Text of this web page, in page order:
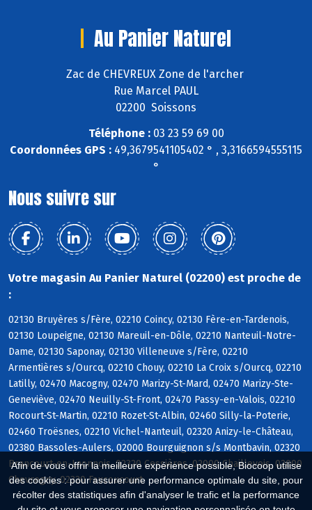
Afin de vous offrir la meilleure expérience possible, Biocoop utilise
des cookies : pour assurer une performance optimale du site, pour
récolter des statistiques afin d'analyser le trafic et la performance
Au Panier Naturel
Zac de CHEVREUX Zone de l'archer
Rue Marcel PAUL
02200 Soissons
Téléphone :03 23 59 69 00
Coordonnées GPS : 49,3679541105402 ° , 3,3166594555115
°
Nous suivre sur
Votre magasin Au Panier Naturel (02200) est proche de
:
02130 Bruyères s/Fère, 02210 Coincy, 02130 Fère-en-Tardenois,
02130 Loupeigne, 02130 Mareuil-en-Dôle, 02210 Nanteuil-Notre-
Dame, 02130 Saponay, 02130 Villeneuve s/Fère, 02210
Armentières s/Ourcq, 02210 Chouy, 02210 La Croix s/Ourcq, 02210
Latilly, 02470 Macogny, 02470 Marizy-St-Mard, 02470 Marizy-Ste-
Geneviève, 02470 Neuilly-St-Front, 02470 Passy-en-Valois, 02210
Rocourt-St-Martin, 02210 Rozet-St-Albin, 02460 Silly-la-Poterie,
02460 Troësnes, 02210 Vichel-Nanteuil, 02320 Anizy-le-Château,
02380 Bassoles-Aulers, 02000 Bourguignon s/s Montbavin, 02320
Brancourt-en-Laonnois, 02320 Cessières, 02000 Chaillevois, 02000
Chevregny, 02320 Faucoucourt